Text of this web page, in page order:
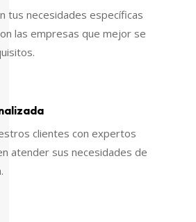
tus necesidades específicas
las empresas que mejor se
clientes con expertos
atender sus necesidades de